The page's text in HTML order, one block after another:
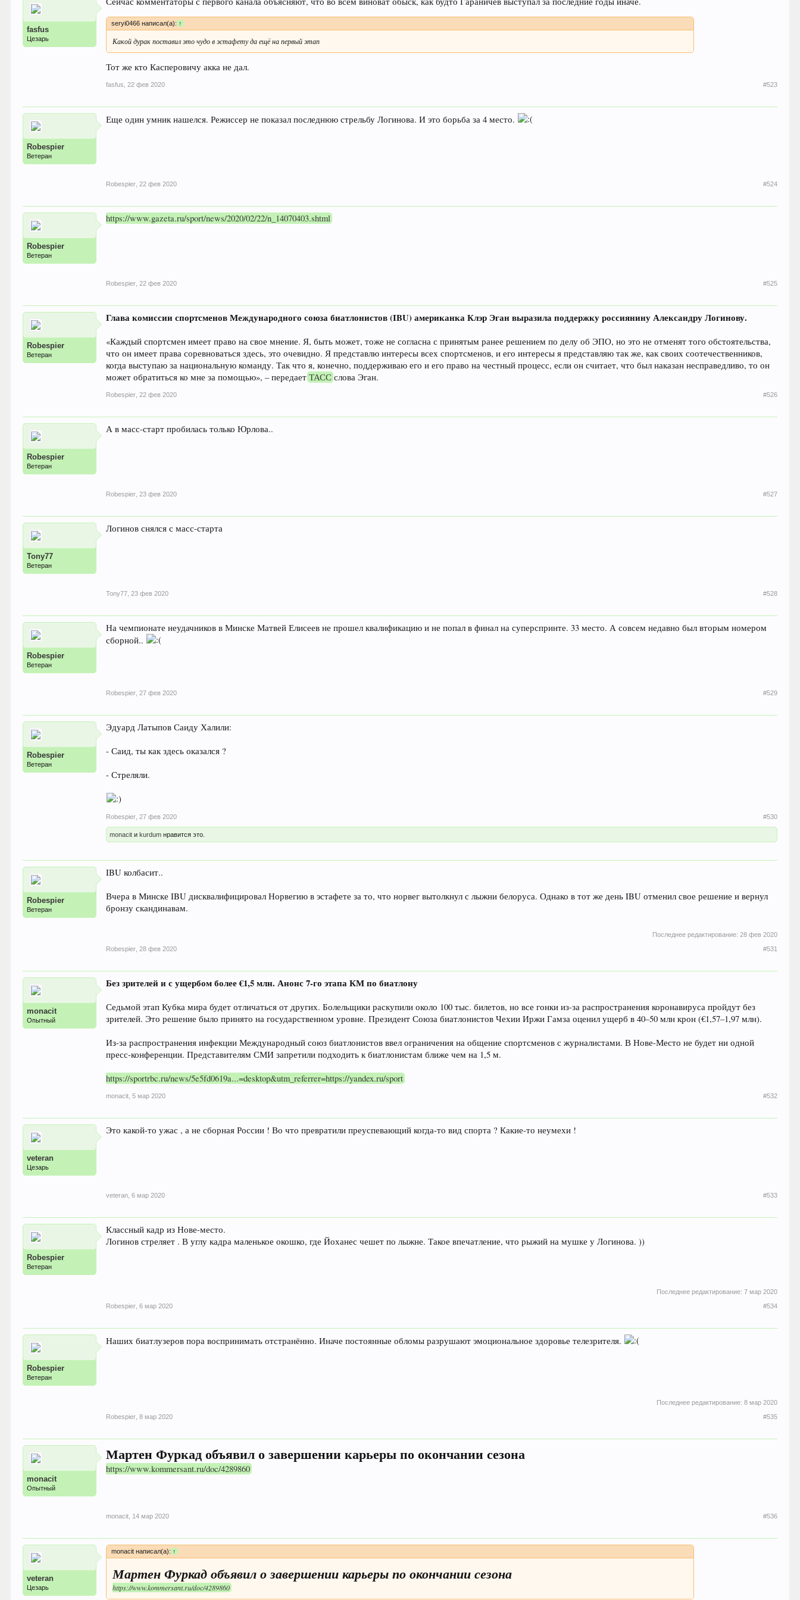
fasfus
Цезарь
seryi0466 написал(а):↑
Какой дурак поставил это чудо в эстафету да ещё на первый этап
Тот же кто Касперовичу акка не дал.
fasfus 22 фев 2020 #523
Robespier
Ветеран
Еще один умник нашелся. Режиссер не показал последнюю стрельбу Логинова. И это борьба за 4 место.
Robespier 22 фев 2020 #524
Robespier
Ветеран
https://www.gazeta.ru/sport/news/2020/02/22/n_14070403.shtml
Robespier 22 фев 2020 #525
Robespier
Ветеран
Глава комиссии спортсменов Международного союза биатлонистов (IBU) американка Клэр Эган выразила поддержку россиянину Александру Логинову.
«Каждый спортсмен имеет право на свое мнение. Я, быть может, тоже не согласна с принятым ранее решением по делу об ЭПО, но это не отменят того обстоятельства,
что он имеет права соревноваться здесь, это очевидно. Я представлю интересы всех спортсменов, и его интересы я представляю так же, как своих соотечественников,
когда выступаю за национальную команду. Так что я, конечно, поддерживаю его и его право на честный процесс, если он считает, что был наказан несправедливо, то он
может обратиться ко мне за помощью», – передаетТАСС слова Эган.
Robespier 22 фев 2020 #526
Robespier
Ветеран
А в масс-старт пробилась только Юрлова..
Robespier 23 фев 2020 #527
Tony77
Ветеран
Логинов снялся с масс-старта
Tony77 23 фев 2020 #528
Robespier
Ветеран
На чемпионате неудачников в Минске Матвей Елисеев не прошел квалификацию и не попал в финал на суперспринте. 33 место. А совсем недавно был вторым номером
сборной..
Robespier 27 фев 2020 #529
Robespier
Ветеран
Эдуард Латыпов Саиду Халили:
- Саид, ты как здесь оказался ?
- Стреляли.
Robespier 27 фев 2020 #530
monacit и kurdum нравится это.
Robespier
Ветеран
IBU колбасит..
Вчера в Минске IBU дисквалифицировал Норвегию в эстафете за то, что норвег вытолкнул с лыжни белоруса. Однако в тот же день IBU отменил свое решение и вернул
бронзу скандинавам.
Последнее редактирование: 28 фев 2020
Robespier 28 фев 2020 #531
monacit
Опытный
Без зрителей и с ущербом более €1,5 млн. Анонс 7-го этапа КМ по биатлону
Седьмой этап Кубка мира будет отличаться от других. Болельщики раскупили около 100 тыс. билетов, но все гонки из-за распространения коронавируса пройдут без
зрителей. Это решение было принято на государственном уровне. Президент Союза биатлонистов Чехии Иржи Гамза оценил ущерб в 40–50 млн крон (€1,57–1,97 млн).
Из-за распространения инфекции Международный союз биатлонистов ввел ограничения на общение спортсменов с журналистами. В Нове-Место не будет ни одной
пресс-конференции. Представителям СМИ запретили подходить к биатлонистам ближе чем на 1,5 м.
https://sportrbc.ru/news/5e5fd0619a...=desktop&utm_referrer=https://yandex.ru/sport
monacit 5 мар 2020 #532
veteran
Цезарь
Это какой-то ужас , а не сборная России ! Во что превратили преуспевающий когда-то вид спорта ? Какие-то неумехи !
veteran 6 мар 2020 #533
Robespier
Ветеран
Классный кадр из Нове-место.
Логинов стреляет . В углу кадра маленькое окошко, где Йоханес чешет по лыжне. Такое впечатление, что рыжий на мушке у Логинова. ))
Последнее редактирование: 7 мар 2020
Robespier 6 мар 2020 #534
Robespier
Ветеран
Наших биатлузеров пора воспринимать отстранённо. Иначе постоянные обломы разрушают эмоциональное здоровье телезрителя.
Последнее редактирование: 8 мар 2020
Robespier 8 мар 2020 #535
monacit
Опытный
Мартен Фуркад объявил о завершении карьеры по окончании сезона
https://www.kommersant.ru/doc/4289860
monacit 14 мар 2020 #536
veteran
Цезарь
monacit написал(а): ↑
Мартен Фуркад объявил о завершении карьеры по окончании сезона
https://www.kommersant.ru/doc/4289860